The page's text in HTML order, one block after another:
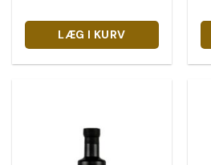
LÆG I KURV